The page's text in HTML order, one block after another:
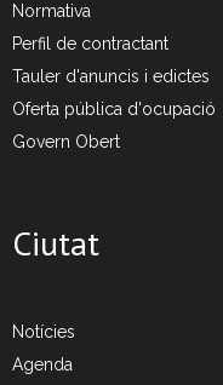
Normativa
Perfil de contractant
Tauler d'anuncis i edictes
Oferta pública d'ocupació
Govern Obert
Ciutat
Notícies
Agenda